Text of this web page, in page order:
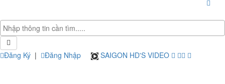
Đăng Ký | Đăng Nhập SAIGON HD'S VIDEO